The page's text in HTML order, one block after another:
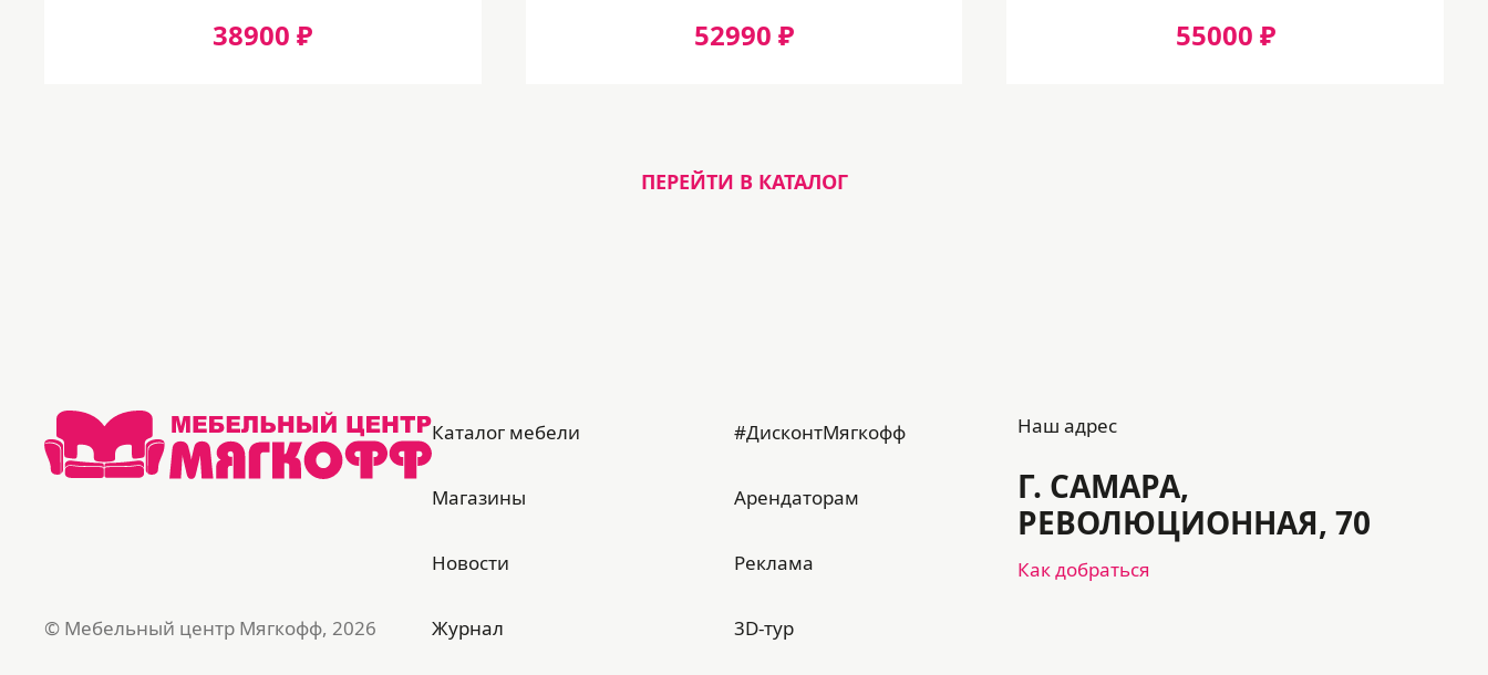
38900 ₽
52990 ₽
55000 ₽
ПЕРЕЙТИ В КАТАЛОГ
© Мебельный центр Мягкофф, 2026
Каталог мебели
Магазины
Новости
Журнал
#ДисконтМягкофф
Арендаторам
Реклама
3D-тур
Наш адрес
Г. САМАРА,
РЕВОЛЮЦИОННАЯ, 70
Как добраться